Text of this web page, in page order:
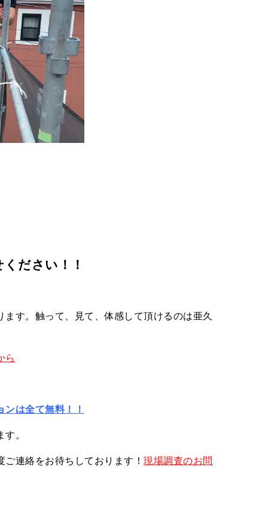
ださい！！
す。触って、見て、体感して頂けるのは亜久
ら
は全て無料！！
。
連絡をお待ちしております！ 現場調査のお問